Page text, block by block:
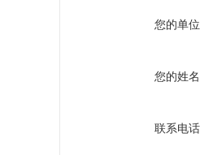
您的单
您的姓
联系电